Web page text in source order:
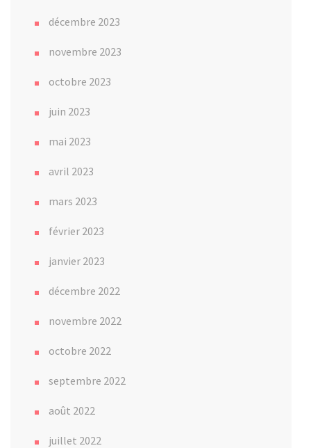
décembre 2023
novembre 2023
octobre 2023
juin 2023
mai 2023
avril 2023
mars 2023
février 2023
janvier 2023
décembre 2022
novembre 2022
octobre 2022
septembre 2022
août 2022
juillet 2022